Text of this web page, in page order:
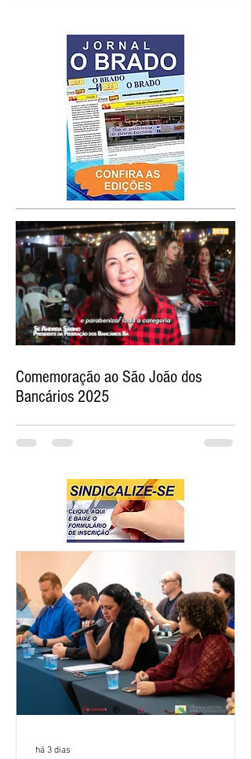
Comemoração ao São João dos
Bancários 2025
há 3 dias